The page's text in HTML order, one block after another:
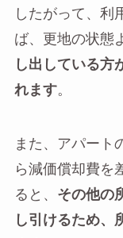
したがって、利
ば、更地の状態
し出している方
れます。
また、アパート
ら減価償却費を
ると、 その他の
し引けるため、